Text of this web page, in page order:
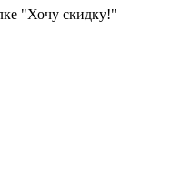
"Хочу скидку!"